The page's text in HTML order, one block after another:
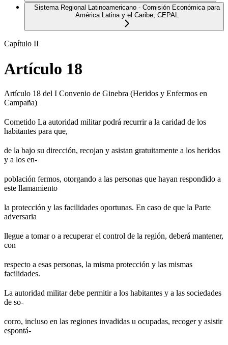
Sistema Regional Latinoamericano - Comisión Económica para
América Latina y el Caribe, CEPAL
Capítulo II
Artículo 18
Artículo 18 del I Convenio de Ginebra (Heridos y Enfermos en
Campaña)
Cometido La autoridad militar podrá recurrir a la caridad de los
habitantes para que,
de la bajo su dirección, recojan y asistan gratuitamente a los heridos
y a los en-
población fermos, otorgando a las personas que hayan respondido a
este llamamiento
la protección y las facilidades oportunas. En caso de que la Parte
adversaria
llegue a tomar o a recuperar el control de la región, deberá mantener,
con
respecto a esas personas, la misma protección y las mismas
facilidades.
La autoridad militar debe permitir a los habitantes y a las sociedades
de so-
corro, incluso en las regiones invadidas u ocupadas, recoger y asistir
espontá-